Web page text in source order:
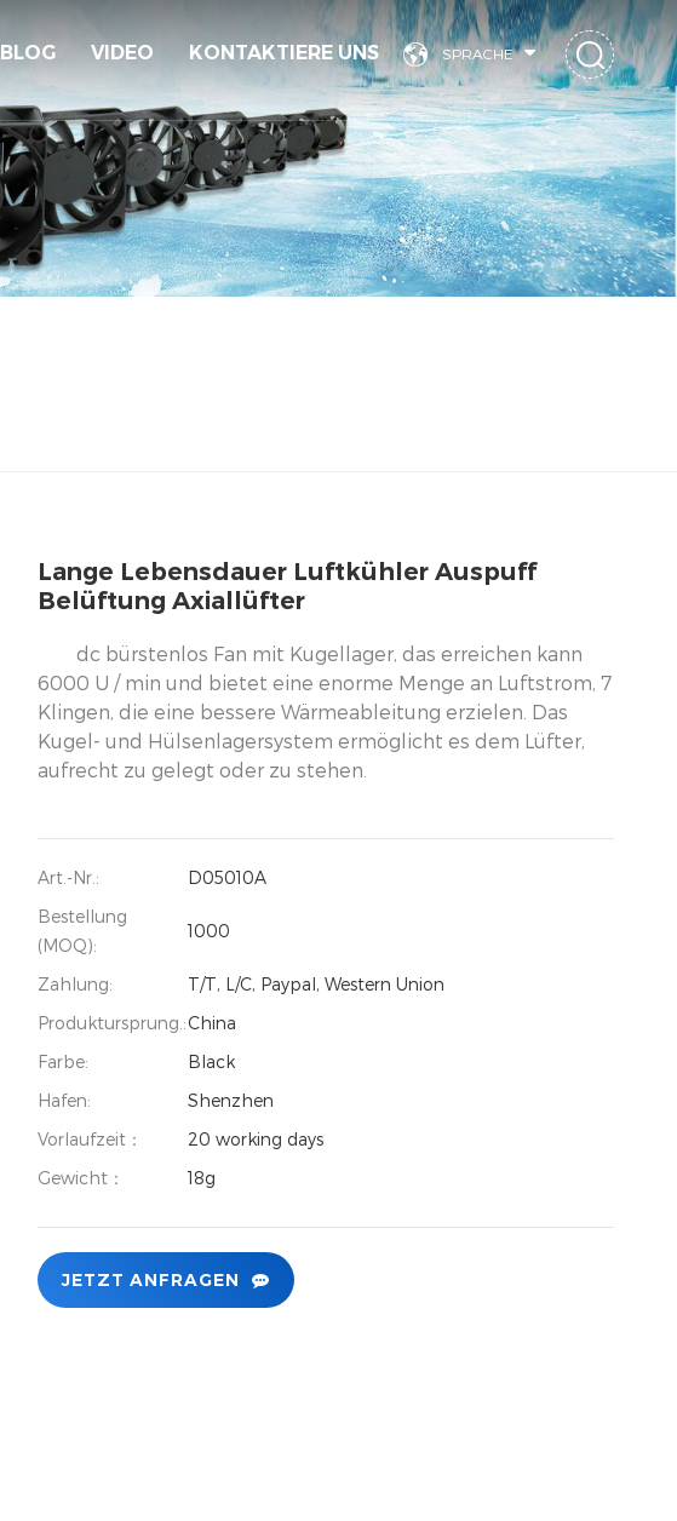
SPRACHE
BLOG VIDEO KONTAKTIERE UNS
Lange Lebensdauer Luftkühler Auspuff
Belüftung Axiallüfter
dc bürstenlos Fan mit Kugellager, das erreichen kann
6000 U / min und bietet eine enorme Menge an Luftstrom, 7
Klingen, die eine bessere Wärmeableitung erzielen. Das
Kugel- und Hülsenlagersystem ermöglicht es dem Lüfter,
aufrecht zu gelegt oder zu stehen.
Art.-Nr.:
D05010A
Bestellung
(MOQ):
1000
Zahlung:
T/T, L/C, Paypal, Western Union
Produktursprung.:China
Farbe:
Black
Hafen:
Shenzhen
Vorlaufzeit：
20 working days
Gewicht：
18g
JETZT ANFRAGEN